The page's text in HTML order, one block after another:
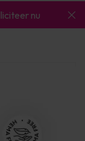
nu